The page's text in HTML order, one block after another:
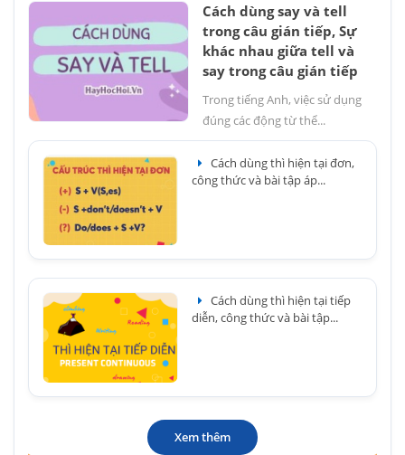
Cách dùng say và tell
trong câu gián tiếp, Sự
khác nhau giữa tell và
say trong câu gián tiếp
Trong tiếng Anh, việc sử dụng
đúng các động từ thể...
Cách dùng thì hiện tại đơn,
công thức và bài tập áp...
Cách dùng thì hiện tại tiếp
diễn, công thức và bài tập...
Xem thêm